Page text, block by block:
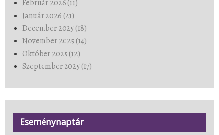
Február 2026 (11)
Január 2026 (21)
December 2025 (18)
November 2025 (14)
Október 2025 (12)
Szeptember 2025 (17)
Eseménynaptár